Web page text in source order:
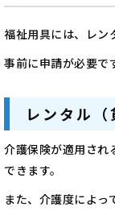
福祉用具には、レン
事前に申請が必要で
レンタル（
介護保険が適用され
できます。
また、介護度によっ